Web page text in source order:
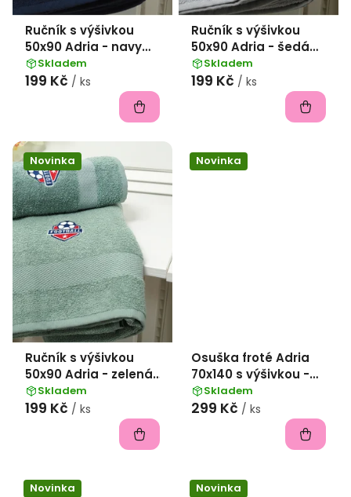
k
Ručník s výšivkou
50x90 Adria - navy
Kotva
Skladem
199 Kč / ks
Ručník s výšivkou
50x90 Adria - šedá
Hockey
Skladem
199 Kč / ks
Novinka
Ručník s výšivkou
50x90 Adria - zelená
Football
Skladem
199 Kč / ks
Novinka
Osuška froté Adria
70x140 s výšivkou -
šedá Hockey
Skladem
299 Kč / ks
Novinka Novinka